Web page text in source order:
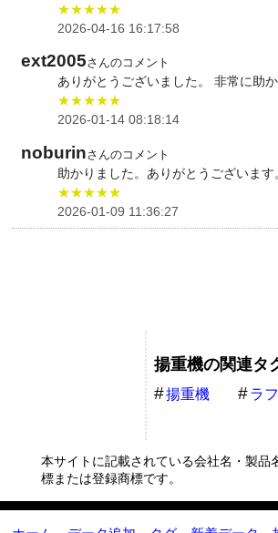
★★★★★
2026-04-16 16:17:58
ext2005さんのコメント
ありがとうございました。 非常に助か
★★★★★
2026-01-14 08:18:14
noburinさんのコメント
助かりました。ありがとうございます
★★★★★
2026-01-09 11:36:27
揚重機の関連タ
揚重機
ラ
本サイトに記載されている会社名・製品
標または登録商標です。